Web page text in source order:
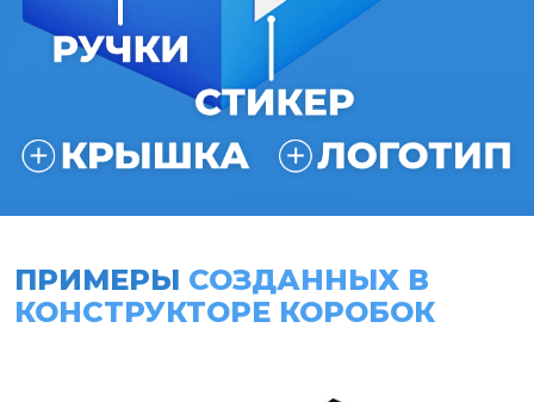
ПРИМЕРЫ СОЗДАННЫХ В
КОНСТРУКТОРЕ КОРОБОК